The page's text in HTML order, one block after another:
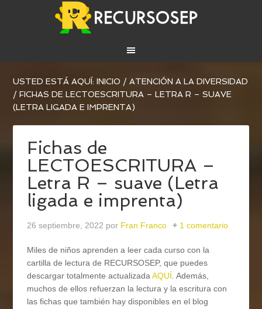
USTED ESTÁ AQUÍ:INICIO / ATENCIÓN A LA DIVERSIDAD
/ FICHAS DE LECTOESCRITURA – LETRA R – SUAVE
(LETRA LIGADA E IMPRENTA)
Fichas de
LECTOESCRITURA –
Letra R – suave (Letra
ligada e imprenta)
26 septiembre, 2022 por Fran Franco 1 comentario
Miles de niños aprenden a leer cada curso con la
cartilla de lectura de RECURSOSEP, que puedes
descargar totalmente actualizadaAQUÍ. Además,
muchos de ellos refuerzan la lectura y la escritura con
las fichas que también hay disponibles en el blog